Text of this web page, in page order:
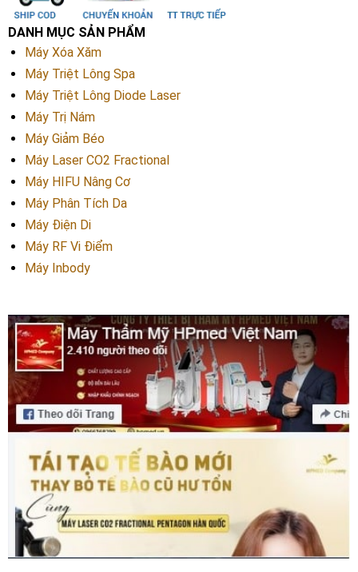
DANH MỤC SẢN PHẨM
Máy Xóa Xăm
Máy Triệt Lông Spa
Máy Triệt Lông Diode Laser
Máy Trị Nám
Máy Giảm Béo
Máy Laser CO2 Fractional
Máy HIFU Nâng Cơ
Máy Phân Tích Da
Máy Điện Di
Máy RF Vi Điểm
Máy Inbody